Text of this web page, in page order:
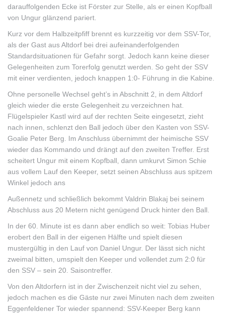
darauffolgenden Ecke ist Förster zur Stelle, als er einen Kopfball
von Ungur glänzend pariert.
Kurz vor dem Halbzeitpfiff brennt es kurzzeitig vor dem SSV-Tor,
als der Gast aus Altdorf bei drei aufeinanderfolgenden
Standardsituationen für Gefahr sorgt. Jedoch kann keine dieser
Gelegenheiten zum Torerfolg genutzt werden. So geht der SSV
mit einer verdienten, jedoch knappen 1:0- Führung in die Kabine.
Ohne personelle Wechsel geht’s in Abschnitt 2, in dem Altdorf
gleich wieder die erste Gelegenheit zu verzeichnen hat.
Flügelspieler Kastl wird auf der rechten Seite eingesetzt, zieht
nach innen, schlenzt den Ball jedoch über den Kasten von SSV-
Goalie Peter Berg. Im Anschluss übernimmt der heimische SSV
wieder das Kommando und drängt auf den zweiten Treffer. Erst
scheitert Ungur mit einem Kopfball, dann umkurvt Simon Schie
aus vollem Lauf den Keeper, setzt seinen Abschluss aus spitzem
Winkel jedoch ans
Außennetz und schließlich bekommt Valdrin Blakaj bei seinem
Abschluss aus 20 Metern nicht genügend Druck hinter den Ball.
In der 60. Minute ist es dann aber endlich so weit: Tobias Huber
erobert den Ball in der eigenen Hälfte und spielt diesen
mustergültig in den Lauf von Daniel Ungur. Der lässt sich nicht
zweimal bitten, umspielt den Keeper und vollendet zum 2:0 für
den SSV – sein 20. Saisontreffer.
Von den Altdorfern ist in der Zwischenzeit nicht viel zu sehen,
jedoch machen es die Gäste nur zwei Minuten nach dem zweiten
Eggenfeldener Tor wieder spannend: SSV-Keeper Berg kann